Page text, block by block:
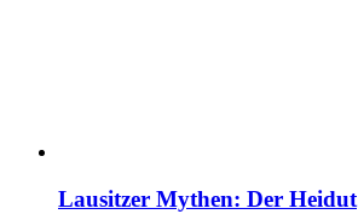
Lausitzer Mythen: Der Heidut